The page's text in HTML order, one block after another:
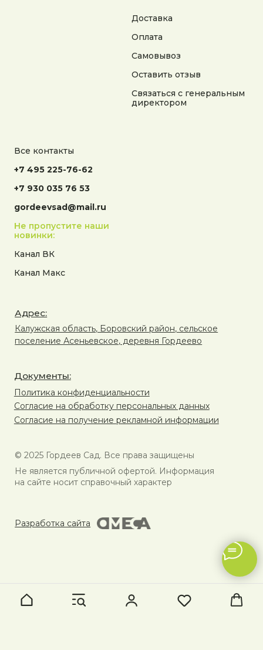
Доставка
Оплата
Самовывоз
Оставить отзыв
Связаться с генеральным
директором
Все контакты
+7 495 225-76-62
+7 930 035 76 53
gordeevsad@mail.ru
Не пропустите наши
новинки:
Канал ВК
Канал Макс
© 2025 Гордеев Сад. Все права защищены
Не является публичной офертой. Информация
Согласие на обработку персональных данных
Согласие на получение рекламной информации